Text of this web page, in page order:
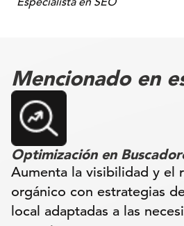
Mencionado en
Optimización en
Aumenta la visibilidad y el
orgánico con estrategias
local adaptadas a las